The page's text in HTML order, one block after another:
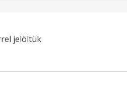
jelöltük